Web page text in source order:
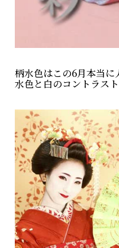
柄水色はこの6月本当に
水色と白のコントラス